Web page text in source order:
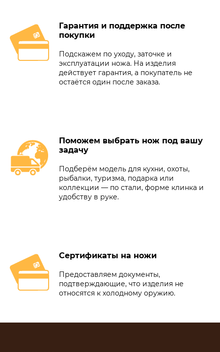
Гарантия и поддержка после
покупки
Подскажем по уходу, заточке и
эксплуатации ножа. На изделия
действует гарантия, а покупатель не
остаётся один после заказа.
Поможем выбрать нож под вашу
задачу
Подберём модель для кухни, охоты,
рыбалки, туризма, подарка или
коллекции — по стали, форме клинка и
удобству в руке.
Сертификаты на ножи
Предоставляем документы,
подтверждающие, что изделия не
относятся к холодному оружию.